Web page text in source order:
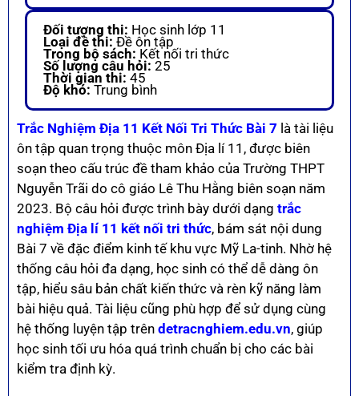
Đối tượng thi: Học sinh lớp 11
Loại đề thi: Đề ôn tập
Trong bộ sách: Kết nối tri thức
Số lượng câu hỏi: 25
Thời gian thi: 45
Độ khó: Trung bình
Trắc Nghiệm Địa 11 Kết Nối Tri Thức Bài 7 là tài liệu
ôn tập quan trọng thuộc môn Địa lí 11, được biên
soạn theo cấu trúc đề tham khảo của Trường THPT
Nguyễn Trãi do cô giáo Lê Thu Hằng biên soạn năm
2023. Bộ câu hỏi được trình bày dưới dạng trắc
nghiệm Địa lí 11 kết nối tri thức, bám sát nội dung
Bài 7 về đặc điểm kinh tế khu vực Mỹ La-tinh. Nhờ hệ
thống câu hỏi đa dạng, học sinh có thể dễ dàng ôn
tập, hiểu sâu bản chất kiến thức và rèn kỹ năng làm
bài hiệu quả. Tài liệu cũng phù hợp để sử dụng cùng
hệ thống luyện tập trên detracnghiem.edu.vn, giúp
học sinh tối ưu hóa quá trình chuẩn bị cho các bài
kiểm tra định kỳ.